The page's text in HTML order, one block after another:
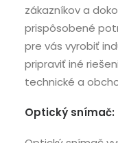
zákazníkov a
prispôsobené
pre vás vyrobiť
pripraviť iné
technické a
Optický snímač: